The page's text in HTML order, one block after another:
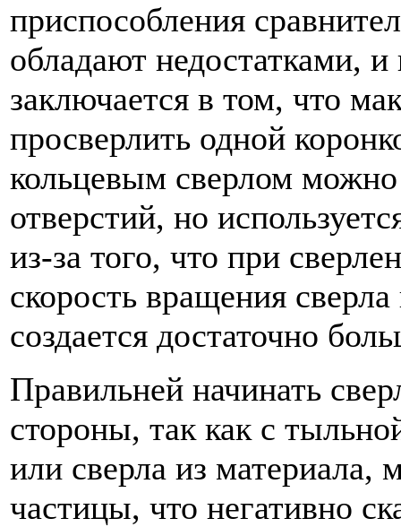
приспособления
обладают недостатками, и
заключается в том, что
просверлить одной
кольцевым сверлом
отверстий, но
из-за того, что при
скорость вращения
создается достаточно
Правильней начинать
стороны, так как с
или сверла из материала,
частицы, что негативно